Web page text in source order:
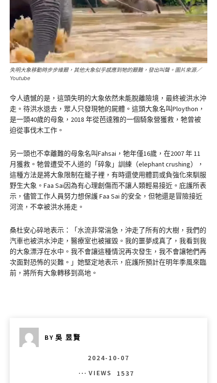
失明大象移動時步步維艱，其他大象似乎感應到牠的艱難，發出叫聲。圖片來源／
Youtube
令人遺憾的是，這頭失明的大象依然未能脫離險境，最終被洪水沖
走。待洪水退去，眾人只發現牠的屍體。這頭大象名叫Ploython，
是一頭40歲的母象，2018 年從芭達雅的一個騎象營獲救，牠曾被
迫從事伐木工作。
另一頭也不幸離難的母象名叫Fahsai，牠年僅16歲，在2007 年 11
月獲救。牠曾遭受不人道的「碎象」訓練（elephant crushing），
這種方法是將大象限制在籠子裡，有時還使用體罰或負強化來馴服
野生大象。Faa Sai因為有心理創傷而不讓人類輕易接近。庇護所表
示，儘管工作人員努力想保護 Faa Sai 的安全，但牠還是冒險接近
河流，不幸被洪水捲走。
桑杜安心碎地表示：「水流非常湍急，沖走了所有的大樹，我們的
汽車也被洪水沖走，醫療室也被摧毀。我的噩夢成真了，我看到我
的大象漂浮在水中。我不會讓這種情況再次發生，我不會讓牠們再
次面對恐怖的災難。」她堅定地表示，庇護所預計在明年季風來臨
前，將所有大象轉移到高地。
BY 吳 昱賢
2024-10-07
VIEWS
1537